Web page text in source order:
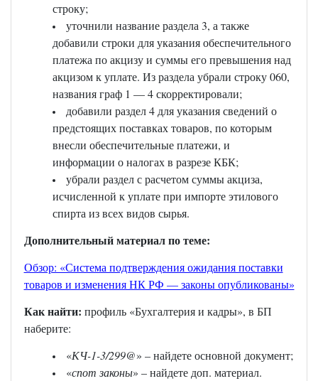
строку;
уточнили название раздела 3, а также
добавили строки для указания обеспечительного
платежа по акцизу и суммы его превышения над
акцизом к уплате. Из раздела убрали строку 060,
названия граф 1 — 4 скорректировали;
добавили раздел 4 для указания сведений о
предстоящих поставках товаров, по которым
внесли обеспечительные платежи, и
информации о налогах в разрезе КБК;
убрали раздел с расчетом суммы акциза,
исчисленной к уплате при импорте этилового
спирта из всех видов сырья.
Дополнительный материал по теме:
Обзор: «Система подтверждения ожидания поставки
товаров и изменения НК РФ — законы опубликованы»
Как найти: профиль «Бухгалтерия и кадры», в БП
наберите:
«КЧ-1-3/299@» – найдете основной документ;
«спот законы» – найдете доп. материал.